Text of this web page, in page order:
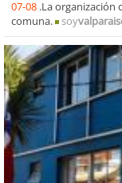
07-08 .La organización
comuna.
soy